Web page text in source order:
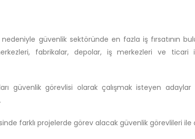
güvenlik sektöründe en fazla iş fırsatının
fabrikalar, depolar, iş merkezleri ve ticari
güvenlik görevlisi olarak çalışmak isteyen
farklı projelerde görev alacak güvenlik görevlileri ile